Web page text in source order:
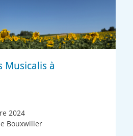
Musicalis à
2024
Bouxwiller